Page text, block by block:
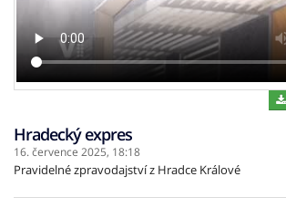
Hradecký expres
16. července 2025, 18:18
Pravidelné zpravodajství z Hradce Králové